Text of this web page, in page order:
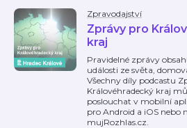
Zpravodajství
Zprávy pro
kraj
Pravidelné zprávy
události ze světa,
Všechny díly podcastu
Královéhradecký kraj
poslouchat v mobilní
pro Android a iOS nebo
mujRozhlas.cz.